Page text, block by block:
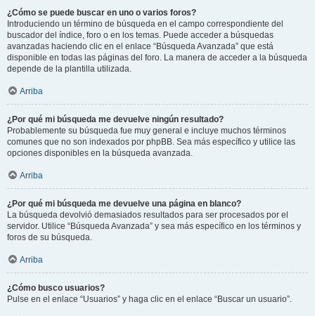
¿Cómo se puede buscar en uno o varios foros?
Introduciendo un término de búsqueda en el campo correspondiente del
buscador del índice, foro o en los temas. Puede acceder a búsquedas
avanzadas haciendo clic en el enlace “Búsqueda Avanzada” que está
disponible en todas las páginas del foro. La manera de acceder a la búsqueda
depende de la plantilla utilizada.
Arriba
¿Por qué mi búsqueda me devuelve ningún resultado?
Probablemente su búsqueda fue muy general e incluye muchos términos
comunes que no son indexados por phpBB. Sea más específico y utilice las
opciones disponibles en la búsqueda avanzada.
Arriba
¿Por qué mi búsqueda me devuelve una página en blanco?
La búsqueda devolvió demasiados resultados para ser procesados por el
servidor. Utilice “Búsqueda Avanzada” y sea más específico en los términos y
foros de su búsqueda.
Arriba
¿Cómo busco usuarios?
Pulse en el enlace “Usuarios” y haga clic en el enlace “Buscar un usuario”.